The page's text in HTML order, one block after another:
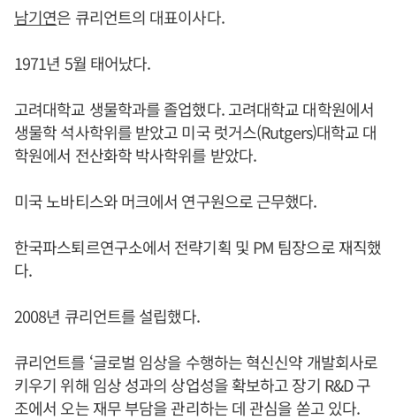
남기연은 큐리언트의 대표이사다.
1971년 5월 태어났다.
고려대학교 생물학과를 졸업했다. 고려대학교 대학원에서
생물학 석사학위를 받았고 미국 럿거스(Rutgers)대학교 대
학원에서 전산화학 박사학위를 받았다.
미국 노바티스와 머크에서 연구원으로 근무했다.
한국파스퇴르연구소에서 전략기획 및 PM 팀장으로 재직했
다.
2008년 큐리언트를 설립했다.
큐리언트를 ‘글로벌 임상을 수행하는 혁신신약 개발회사로
키우기 위해 임상 성과의 상업성을 확보하고 장기 R&D 구
조에서 오는 재무 부담을 관리하는 데 관심을 쏟고 있다.